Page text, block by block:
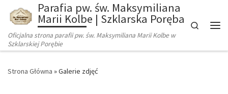
Parafia pw. św. Maksymiliana
Marii Kolbe | Szklarska Poręba
Oficjalna strona parafii pw. św. Maksymiliana Marii Kolbe w
Szklarskiej Porębie
Search
Strona Główna »Galerie zdjęć